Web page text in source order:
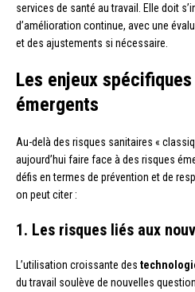
services de santé au travail. Elle doit
d’amélioration continue, avec une
et des ajustements si nécessaire.
Les enjeux
émergents
Au-delà des risques sanitaires «
aujourd’hui faire face à des risques
défis en termes de prévention et de
on peut citer :
1. Les risques liés aux
L’utilisation croissante des
du travail soulève de nouvelles